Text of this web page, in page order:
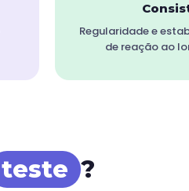
Regularidade e
de reação ao
teste ?